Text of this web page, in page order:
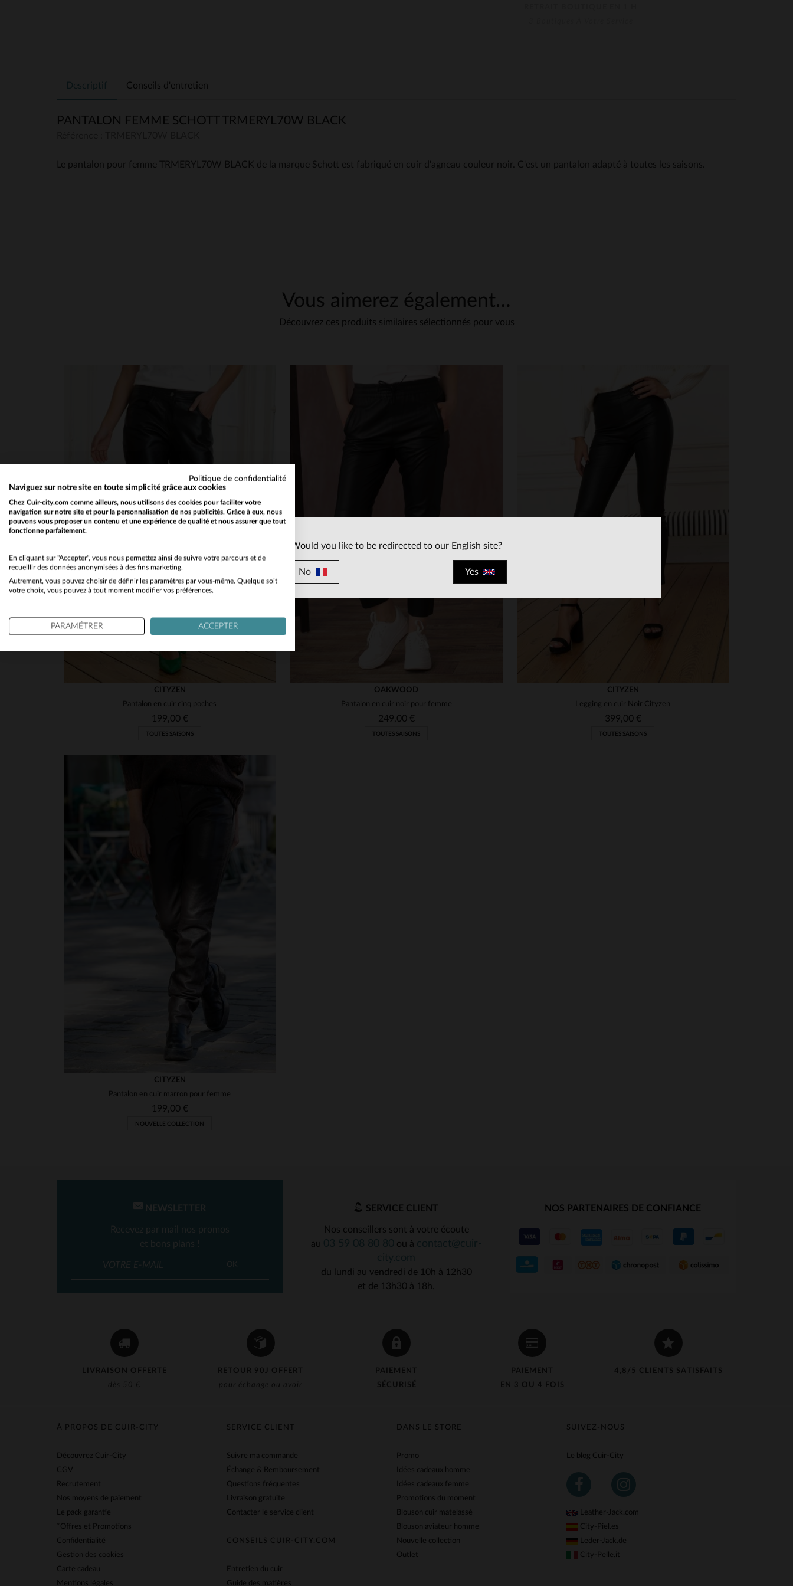
Descriptif Conseils d'entretien
PANTALON FEMME SCHOTT TRMERYL70W BLACK
Le pantalon pour femme TRMERYL70W BLACK de la marque Schott est fabriqué en cuir d'agneau couleur noir. C'est un pantalon adapté à toutes les saisons.
Vous aimerez également…
Découvrez ces produits similaires sélectionnés pour vous
CITYZEN
Pantalon en cuir cinq poches
199,00 €
TOUTES SAISONS
OAKWOOD
Pantalon en cuir noir pour femme
249,00 €
TOUTES SAISONS
CITYZEN
Legging en cuir Noir Cityzen
399,00 €
TOUTES SAISONS
CITYZEN
Pantalon en cuir marron pour femme
199,00 €
NOUVELLE COLLECTION
LIVRAISON OFFERTE
dès 50 €
RETOUR 90J OFFERT
pour échange ou avoir
PAIEMENT
SÉCURISÉ
PAIEMENT
EN 3 OU 4 FOIS
4,8/5 CLIENTS SATISFAITS
NEWSLETTER
Recevez par mail nos promos
et bons plans !
OK
SERVICE CLIENT
Nos conseillers sont à votre écoute
au
ou à
du lundi au vendredi de 10h à 12h30
et de 13h30 à 18h.
NOS PARTENAIRES DE CONFIANCE
SUIVEZ-NOUS
Le blog Cuir-City
Leather-Jack.com
City-Piel.es
Leder-Jack.de
City-Pelle.it
SERVICE CLIENT
Suivre ma commande
Échange & Remboursement
Questions fréquentes
Livraison gratuite
Contacter le service client
CONSEILS CUIR-CITY.COM
Entretien du cuir
Guide des matières
DANS LE STORE
Promo
Idées cadeaux homme
Idées cadeaux femme
Promotions du moment
Blouson cuir matelassé
Blouson aviateur homme
Nouvelle collection
Outlet
À PROPOS DE CUIR-CITY
Découvrez Cuir-City
CGV
Recrutement
Nos moyens de paiement
Le pack garantie
*Offres et Promotions
Confidentialité
Gestion des cookies
Carte cadeau
Mentions légales
Would you like to be redirected to our English site?
No Yes
Politique de confidentialité
Naviguez sur notre site en toute simplicité grâce aux cookies
Chez Cuir-city.com comme ailleurs, nous utilisons des cookies pour faciliter votre
navigation sur notre site et pour la personnalisation de nos publicités. Grâce à eux, nous
pouvons vous proposer un contenu et une expérience de qualité et nous assurer que tout
fonctionne parfaitement.
En cliquant sur "Accepter", vous nous permettez ainsi de suivre votre parcours et de
recueillir des données anonymisées à des fins marketing.
Autrement, vous pouvez choisir de définir les paramètres par vous-même. Quelque soit
votre choix, vous pouvez à tout moment modifier vos préférences.
PARAMÉTRER ACCEPTER